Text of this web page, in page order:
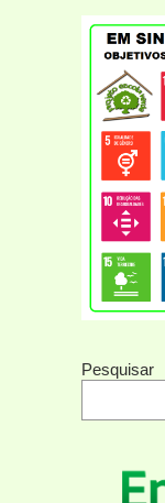
Pesquisar